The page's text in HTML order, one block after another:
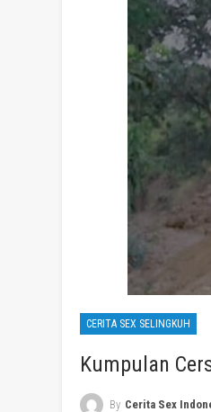
CERITA SEX SELINGKUH
Kumpulan
By Cerita Sex